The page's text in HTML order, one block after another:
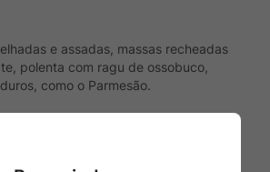
e assadas, massas recheadas
polenta com ragu de ossobuco,
como o Parmesão.